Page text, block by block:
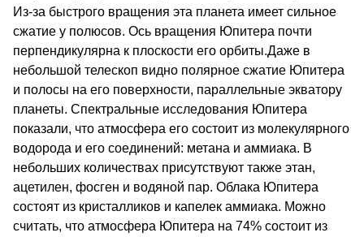
Из-за быстрого вращения эта планета имеет сильное
сжатие у полюсов. Ось вращения Юпитера почти
перпендикулярна к плоскости его орбиты.Даже в
небольшой телескоп видно полярное сжатие Юпитера
и полосы на его поверхности, параллельные экватору
планеты. Спектральные исследования Юпитера
показали, что атмосфера его состоит из молекулярного
водорода и его соединений: метана и аммиака. В
небольших количествах присутствуют также этан,
ацетилен, фосген и водяной пар. Облака Юпитера
состоят из кристалликов и капелек аммиака. Можно
считать, что атмосфера Юпитера на 74% состоит из